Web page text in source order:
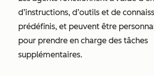
d’instructions, d’outils et de
prédéfinis, et peuvent être
pour prendre en charge des tâches
supplémentaires.